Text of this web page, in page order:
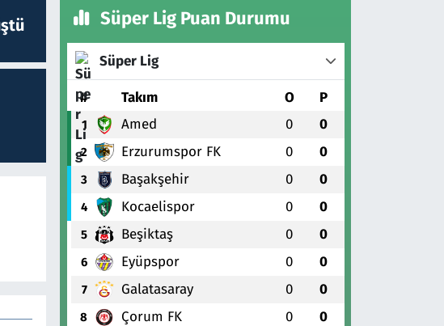
Süper Lig Puan Durumu
Süper Lig
# Takım O P
1 Amed 0 0
2 Erzurumspor FK 0 0
3 Başakşehir 0 0
4 Kocaelispor 0 0
5 Beşiktaş 0 0
6 Eyüpspor 0 0
7 Galatasaray 0 0
8 Çorum FK 0 0